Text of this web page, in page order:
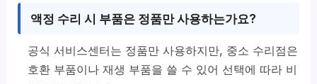
액정 수리 시 부품은 정품만 사용하는가요?
공식 서비스센터는 정품만 사용하지만, 중소 수리점은
호환 부품이나 재생 부품을 쓸 수 있어 선택에 따라 비